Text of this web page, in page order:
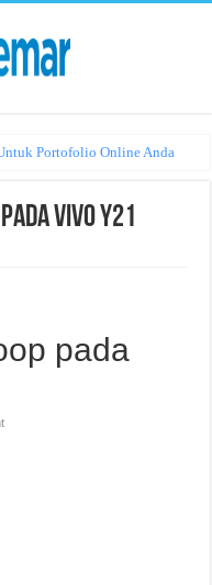
Portofolio Online Anda
Vivo Y21
pada